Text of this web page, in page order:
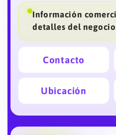
Información
detalles del
Contacto
Ubicación